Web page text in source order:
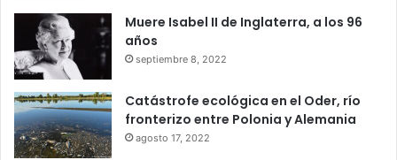
Muere Isabel II de Inglaterra, a los 96
años
septiembre 8, 2022
Catástrofe ecológica en el Oder, río
fronterizo entre Polonia y Alemania
agosto 17, 2022